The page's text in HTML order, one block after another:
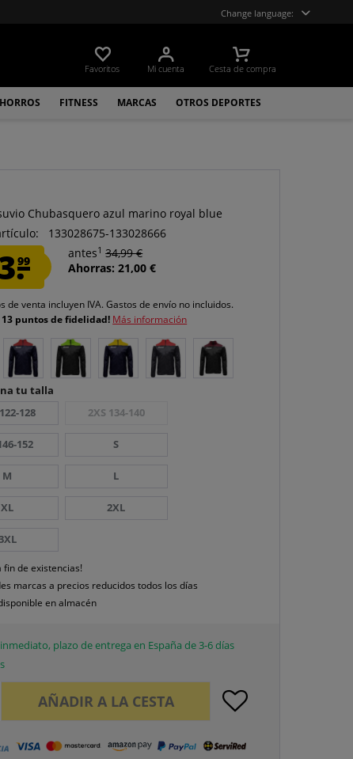
Change language:
Favoritos Mi cuenta Cesta de compra
FITNESS MARCAS OTROS DEPORTES
Chubasquero azul marino royal blue
133028675-133028666
99
antes1 34,99 €
Ahorras: 21,00 €
de venta incluyen IVA.Gastos de envío no incluidos.
13 puntos de fidelidad! Más información
tu talla
128
2XS 134-140
152 S
M L
XL 2XL
fin de existencias!
marcas a precios reducidos todos los días
en almacén
plazo de entrega en España de 3-6 días
AÑADIR A LA CESTA